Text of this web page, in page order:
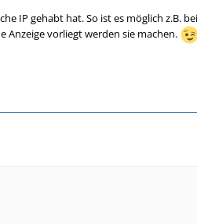
IP gehabt hat. So ist es möglich z.B.
Anzeige vorliegt werden sie machen.